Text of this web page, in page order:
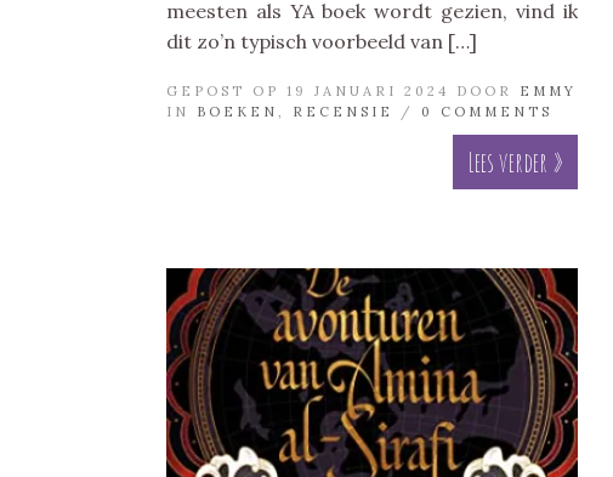
meesten als YA boek wordt gezien, vind ik
dit zo’n typisch voorbeeld van […]
GEPOST OP 19 JANUARI 2024 DOOR EMMY
IN BOEKEN , RECENSIE / 0 COMMENTS
Lees verder »